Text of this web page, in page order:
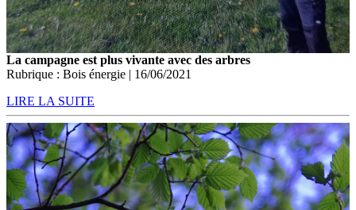
La campagne est plus vivante avec des arbres
Rubrique : Bois énergie | 16/06/2021
LIRE LA SUITE